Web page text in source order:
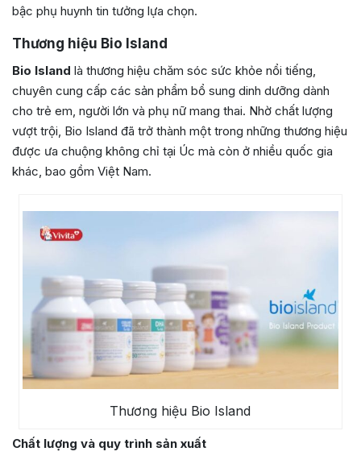
bậc phụ huynh tin tưởng lựa chọn.
Thương hiệu Bio Island
Bio Island là thương hiệu chăm sóc sức khỏe nổi tiếng,
chuyên cung cấp các sản phẩm bổ sung dinh dưỡng dành
cho trẻ em, người lớn và phụ nữ mang thai. Nhờ chất lượng
vượt trội, Bio Island đã trở thành một trong những thương hiệu
được ưa chuộng không chỉ tại Úc mà còn ở nhiều quốc gia
khác, bao gồm Việt Nam.
Thương hiệu Bio Island
Chất lượng và quy trình sản xuất